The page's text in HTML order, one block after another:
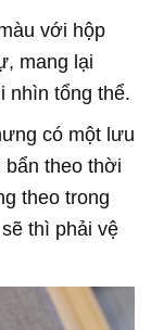
với hộp
mang lại
nhìn tổng thể.
có một lưu
bẩn theo thời
theo trong
thì phải vệ